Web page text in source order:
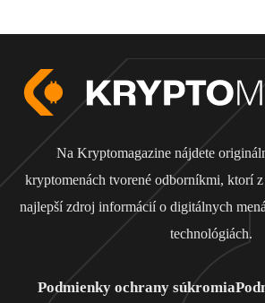
Na Kryptomagazine nájdete
kryptomenách tvorené odborníkmi, ktorí
najlepší zdroj informácií o digitálnych
technológiách.
Podmienky ochrany súkromia